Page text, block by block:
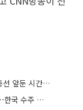
둔 시간 끌기”
백악관 “전투함 등 4척 해외 건조해야”⋯한국 수주 기대